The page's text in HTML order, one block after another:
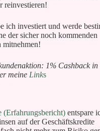
reinvestieren!
ich investiert und werde
der sicher noch kommenden
mitnehmen!
1% Cashback in
meine Links
(Erfahrungsbericht)entspare
auf der Geschäftskredite